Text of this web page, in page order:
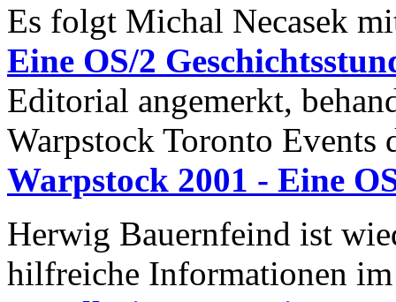
Es folgt Michal Necasek
Eine OS/2
Editorial angemerkt,
Warpstock Toronto Events
Warpstock 2001 - Eine
Herwig Bauernfeind ist
hilfreiche Informationen